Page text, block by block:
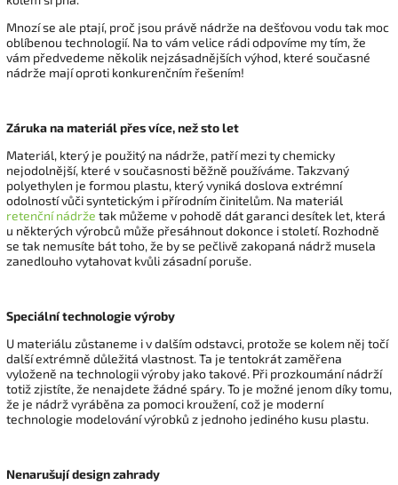
Mnozí se ale ptají, proč jsou právě nádrže na dešťovou vodu tak moc
oblíbenou technologií. Na to vám velice rádi odpovíme my tím, že
vám předvedeme několik nejzásadnějších výhod, které současné
nádrže mají oproti konkurenčním řešením!
Záruka na materiál přes více, než sto let
Materiál, který je použitý na nádrže, patří mezi ty chemicky
nejodolnější, které v současnosti běžně používáme. Takzvaný
polyethylen je formou plastu, který vyniká doslova extrémní
odolností vůči syntetickým i přírodním činitelům. Na materiál
retenční nádrže tak můžeme v pohodě dát garanci desítek let, která
u některých výrobců může přesáhnout dokonce i století. Rozhodně
se tak nemusíte bát toho, že by se pečlivě zakopaná nádrž musela
zanedlouho vytahovat kvůli zásadní poruše.
Speciální technologie výroby
U materiálu zůstaneme i v dalším odstavci, protože se kolem něj točí
další extrémně důležitá vlastnost. Ta je tentokrát zaměřena
vyloženě na technologii výroby jako takové. Při prozkoumání nádrží
totiž zjistíte, že nenajdete žádné spáry. To je možné jenom díky tomu,
že je nádrž vyráběna za pomoci kroužení, což je moderní
technologie modelování výrobků z jednoho jediného kusu plastu.
Nenarušují design zahrady